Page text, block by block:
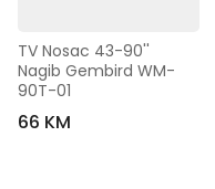
TV Nosac 43-90''
Nagib Gembird WM-
90T-01
66 KM